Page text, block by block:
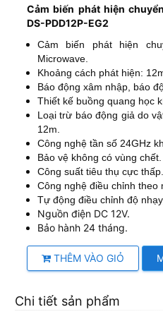
Cảm biến phát hiện
DS-PDD12P-EG2
Cảm biến phát hiện
Microwave.
Khoảng cách phát hiện:
Báo động xâm nhập, báo
Thiết kế buồng quang học
Loại trừ báo động giả do
12m.
Công nghệ tần số 24GHz
Bảo vệ không có vùng chết.
Công suất tiêu thụ cực thấp.
Công nghệ điều chỉnh theo
Tự động điều chỉnh độ
Nguồn điện DC 12V.
Bảo hành 24 tháng.
THÊM VÀO GIỎ
Chi tiết sản phẩm